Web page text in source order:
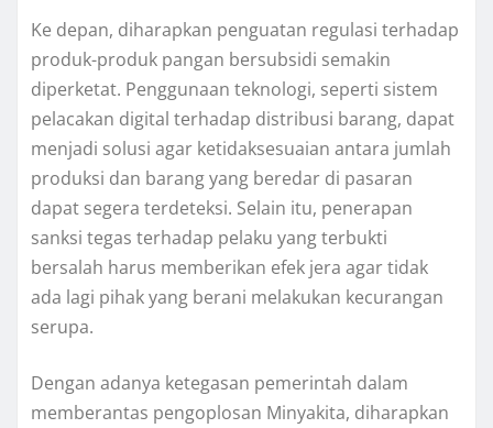
Ke depan, diharapkan penguatan regulasi terhadap
produk-produk pangan bersubsidi semakin
diperketat. Penggunaan teknologi, seperti sistem
pelacakan digital terhadap distribusi barang, dapat
menjadi solusi agar ketidaksesuaian antara jumlah
produksi dan barang yang beredar di pasaran
dapat segera terdeteksi. Selain itu, penerapan
sanksi tegas terhadap pelaku yang terbukti
bersalah harus memberikan efek jera agar tidak
ada lagi pihak yang berani melakukan kecurangan
serupa.
Dengan adanya ketegasan pemerintah dalam
memberantas pengoplosan Minyakita, diharapkan